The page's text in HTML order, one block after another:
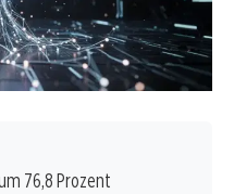
76,8 Prozent